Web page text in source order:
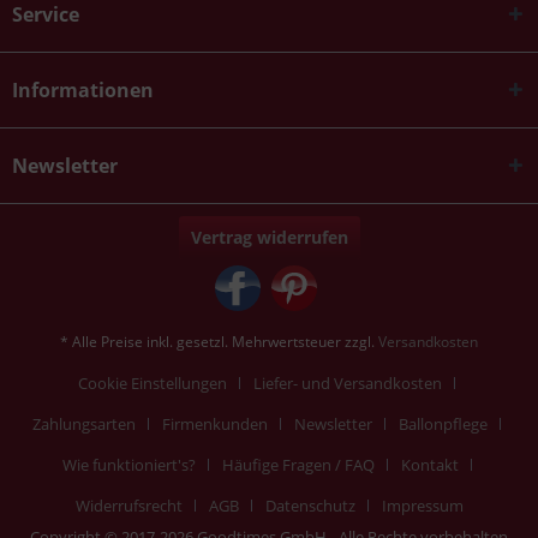
Service
Informationen
Newsletter
Vertrag widerrufen
* Alle Preise inkl. gesetzl. Mehrwertsteuer zzgl. Versandkosten
Cookie Einstellungen
Liefer- und Versandkosten
Zahlungsarten
Firmenkunden Newsletter
Ballonpflege
Wie funktioniert's?
Häufige Fragen / FAQ
Kontakt
Widerrufsrecht
AGB Datenschutz
Impressum